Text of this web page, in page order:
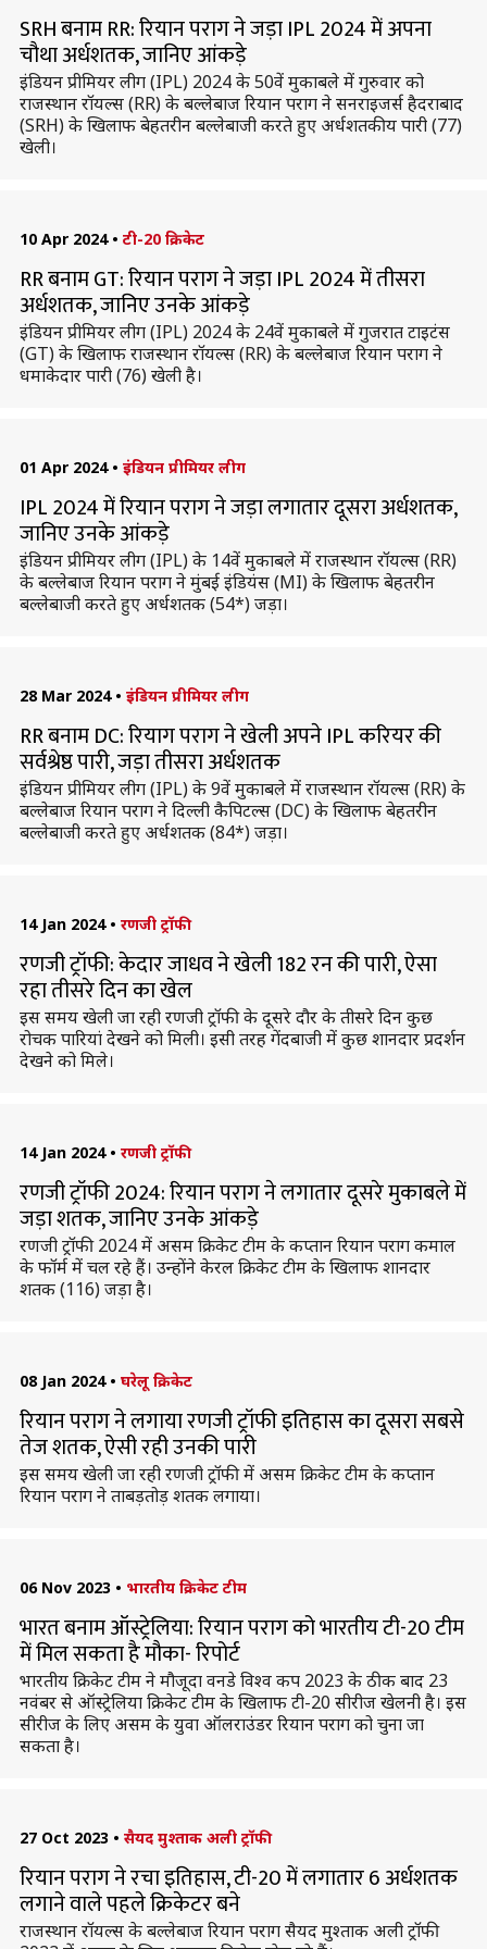
SRH बनाम RR: रियान पराग ने जड़ा IPL 2024 में अपना
चौथा अर्धशतक, जानिए आंकड़े
इंडियन प्रीमियर लीग (IPL) 2024 के 50वें मुकाबले में गुरुवार को
राजस्थान रॉयल्स (RR) के बल्लेबाज रियान पराग ने सनराइजर्स हैदराबाद
(SRH) के खिलाफ बेहतरीन बल्लेबाजी करते हुए अर्धशतकीय पारी (77)
खेली।
10 Apr 2024 • टी-20 क्रिकेट
RR बनाम GT: रियान पराग ने जड़ा IPL 2024 में तीसरा
अर्धशतक, जानिए उनके आंकड़े
इंडियन प्रीमियर लीग (IPL) 2024 के 24वें मुकाबले में गुजरात टाइटंस
(GT) के खिलाफ राजस्थान रॉयल्स (RR) के बल्लेबाज रियान पराग ने
धमाकेदार पारी (76) खेली है।
01 Apr 2024 • इंडियन प्रीमियर लीग
IPL 2024 में रियान पराग ने जड़ा लगातार दूसरा अर्धशतक,
जानिए उनके आंकड़े
इंडियन प्रीमियर लीग (IPL) के 14वें मुकाबले में राजस्थान रॉयल्स (RR)
के बल्लेबाज रियान पराग ने मुंबई इंडियंस (MI) के खिलाफ बेहतरीन
बल्लेबाजी करते हुए अर्धशतक (54*) जड़ा।
28 Mar 2024 • इंडियन प्रीमियर लीग
RR बनाम DC: रियाग पराग ने खेली अपने IPL करियर की
सर्वश्रेष्ठ पारी, जड़ा तीसरा अर्धशतक
इंडियन प्रीमियर लीग (IPL) के 9वें मुकाबले में राजस्थान रॉयल्स (RR) के
बल्लेबाज रियान पराग ने दिल्ली कैपिटल्स (DC) के खिलाफ बेहतरीन
बल्लेबाजी करते हुए अर्धशतक (84*) जड़ा।
14 Jan 2024 • रणजी ट्रॉफी
रणजी ट्रॉफी: केदार जाधव ने खेली 182 रन की पारी, ऐसा
रहा तीसरे दिन का खेल
इस समय खेली जा रही रणजी ट्रॉफी के दूसरे दौर के तीसरे दिन कुछ
रोचक पारियां देखने को मिली। इसी तरह गेंदबाजी में कुछ शानदार प्रदर्शन
देखने को मिले।
14 Jan 2024 • रणजी ट्रॉफी
रणजी ट्रॉफी 2024: रियान पराग ने लगातार दूसरे मुकाबले में
जड़ा शतक, जानिए उनके आंकड़े
रणजी ट्रॉफी 2024 में असम क्रिकेट टीम के कप्तान रियान पराग कमाल
के फॉर्म में चल रहे हैं। उन्होंने केरल क्रिकेट टीम के खिलाफ शानदार
शतक (116) जड़ा है।
08 Jan 2024 • घरेलू क्रिकेट
रियान पराग ने लगाया रणजी ट्रॉफी इतिहास का दूसरा सबसे
तेज शतक, ऐसी रही उनकी पारी
इस समय खेली जा रही रणजी ट्रॉफी में असम क्रिकेट टीम के कप्तान
रियान पराग ने ताबड़तोड़ शतक लगाया।
06 Nov 2023 • भारतीय क्रिकेट टीम
भारत बनाम ऑस्ट्रेलिया: रियान पराग को भारतीय टी-20 टीम
में मिल सकता है मौका- रिपोर्ट
भारतीय क्रिकेट टीम ने मौजूदा वनडे विश्व कप 2023 के ठीक बाद 23
नवंबर से ऑस्ट्रेलिया क्रिकेट टीम के खिलाफ टी-20 सीरीज खेलनी है। इस
सीरीज के लिए असम के युवा ऑलराउंडर रियान पराग को चुना जा
सकता है।
27 Oct 2023 • सैयद मुश्ताक अली ट्रॉफी
रियान पराग ने रचा इतिहास, टी-20 में लगातार 6 अर्धशतक
लगाने वाले पहले क्रिकेटर बने
राजस्थान रॉयल्स के बल्लेबाज रियान पराग सैयद मुश्ताक अली ट्रॉफी